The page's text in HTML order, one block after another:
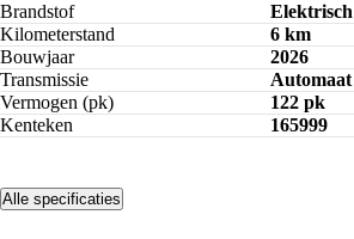
Brandstof
Elektrisch
Kilometerstand
6 km
Bouwjaar
2026
Transmissie
Automaat
Vermogen (pk)
122 pk
Kenteken
165999
Alle specificaties